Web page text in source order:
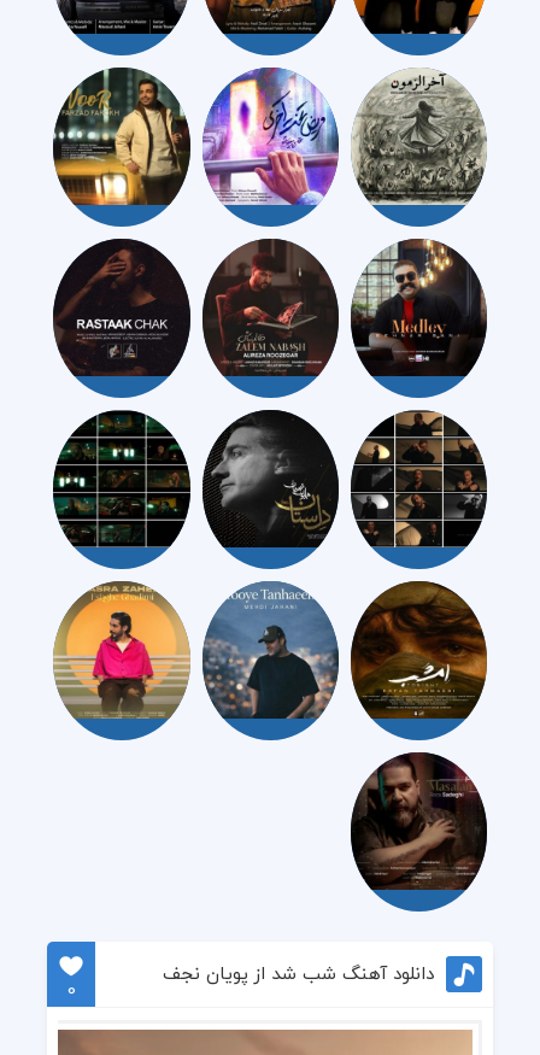
دانلود آهنگ شب شد از پویان نجف
0